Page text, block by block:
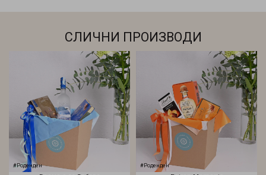
СЛИЧНИ ПРОИЗВОДИ
#Роденден #Роденден